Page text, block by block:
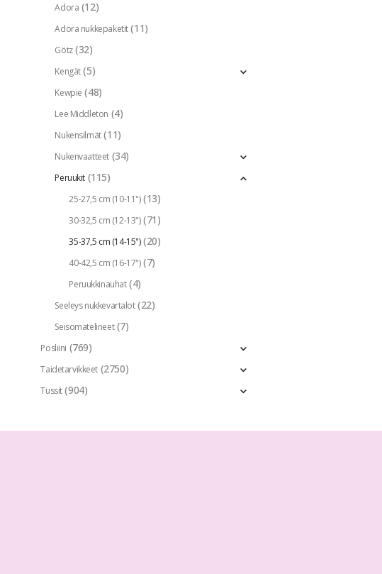
Adora (12)
Adora nukkepaketit (11)
Götz (32)
Kengät (5)
Kewpie (48)
Lee Middleton (4)
Nukensilmät (11)
Nukenvaatteet (34)
Peruukit (115)
25-27,5 cm (10-11") (13)
30-32,5 cm (12-13") (71)
35-37,5 cm (14-15") (20)
40-42,5 cm (16-17") (7)
Peruukkinauhat (4)
Seeleys nukkevartalot (22)
Seisomatelineet (7)
Posliini (769)
Taidetarvikkeet (2750)
Tussit (904)